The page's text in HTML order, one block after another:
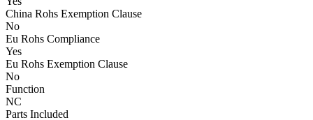
China Rohs Exemption Clause
No
Eu Rohs Compliance
Yes
Eu Rohs Exemption Clause
No
Function
NC
Parts Included